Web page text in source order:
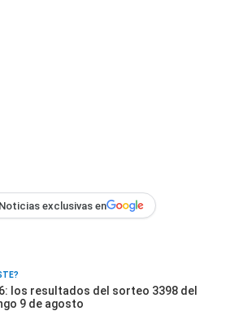
exclusivas en
los resultados del sorteo 3398 del
9 de agosto